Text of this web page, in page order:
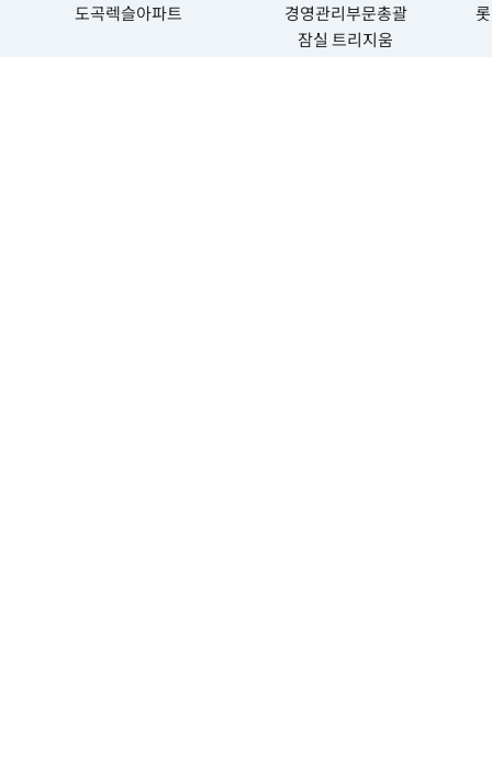
도곡렉슬아파트
경영관리부문총괄
잠실 트리지움